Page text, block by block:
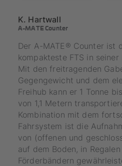
K. Hartwall
A-MATE Counter
Der A-MATE® Counter ist
kompakteste FTS in seiner
Mit den freitragenden
Gegengewicht und dem
Freihub kann er 1 Tonne
von 1,1 Metern
Kombination mit dem
Fahrsystem ist die
von (offenen und
auf dem Boden, in
Förderbändern